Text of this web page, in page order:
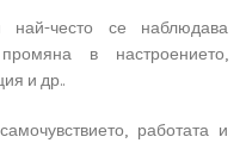
най-често се наблюдава
в настроението,
и др..
работата и